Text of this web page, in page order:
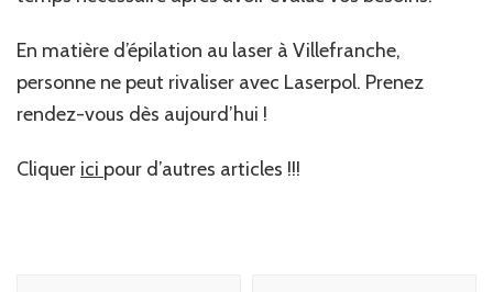
En matière d’épilation au laser à Villefranche,
personne ne peut rivaliser avec Laserpol. Prenez
rendez-vous dès aujourd’hui !
Cliquer ici pour d’autres articles !!!